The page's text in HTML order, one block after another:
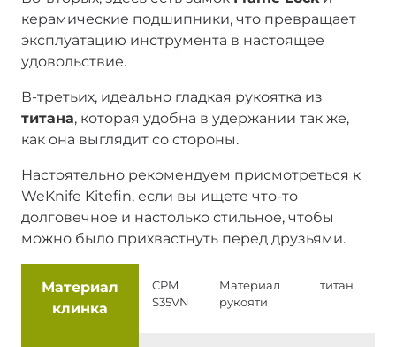
керамические подшипники, что превращает
эксплуатацию инструмента в настоящее
удовольствие.
В-третьих, идеально гладкая рукоятка из
титана, которая удобна в удержании так же,
как она выглядит со стороны.
Настоятельно рекомендуем присмотреться к
WeKnife Kitefin, если вы ищете что-то
долговечное и настолько стильное, чтобы
можно было прихвастнуть перед друзьями.
Материал
клинка
CPM
S35VN
Материал
рукояти
титан